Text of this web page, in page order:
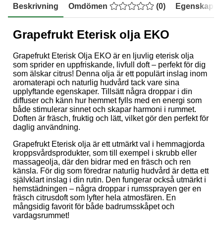
Beskrivning Omdömen (0) Egenskaper
Grapefrukt Eterisk olja EKO
Grapefrukt Eterisk Olja EKO är en ljuvlig eterisk olja
som sprider en uppfriskande, livfull doft – perfekt för dig
som älskar citrus! Denna olja är ett populärt inslag inom
aromaterapi och naturlig hudvård tack vare sina
upplyftande egenskaper. Tillsätt några droppar i din
diffuser och känn hur hemmet fylls med en energi som
både stimulerar sinnet och skapar harmoni i rummet.
Doften är fräsch, fruktig och lätt, vilket gör den perfekt för
daglig användning.
Grapefrukt Eterisk olja är ett utmärkt val i hemmagjorda
kroppsvårdsprodukter, som till exempel i skrubb eller
massageolja, där den bidrar med en fräsch och ren
känsla. För dig som föredrar naturlig hudvård är detta ett
självklart inslag i din rutin. Den fungerar också utmärkt i
hemstädningen – några droppar i rumssprayen ger en
fräsch citrusdoft som lyfter hela atmosfären. En
mångsidig favorit för både badrumsskåpet och
vardagsrummet!